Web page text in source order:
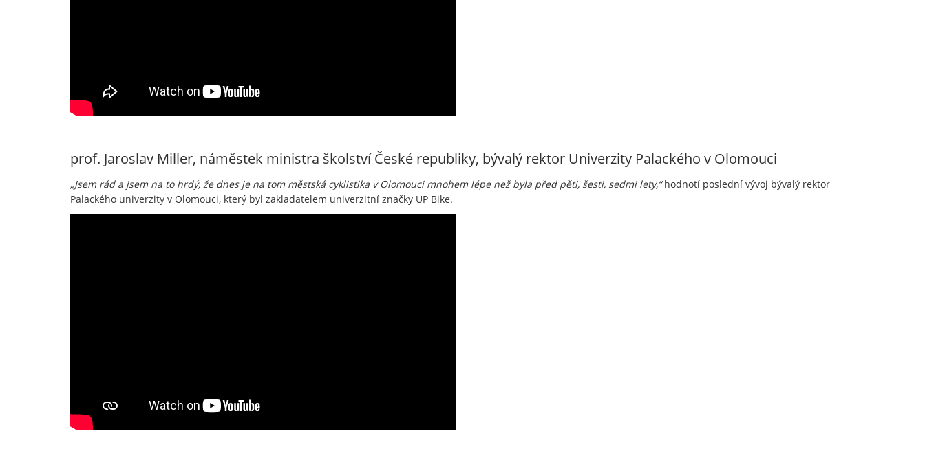
prof. Jaroslav Miller, náměstek ministra školství České republiky, bývalý rektor Univerzity Palackého v Olomouci
„Jsem rád a jsem na to hrdý, že dnes je na tom městská cyklistika v Olomouci mnohem lépe než byla před pěti, šesti, sedmi lety,“hodnotí poslední vývoj bývalý rektor
Palackého univerzity v Olomouci, který byl zakladatelem univerzitní značky UP Bike.